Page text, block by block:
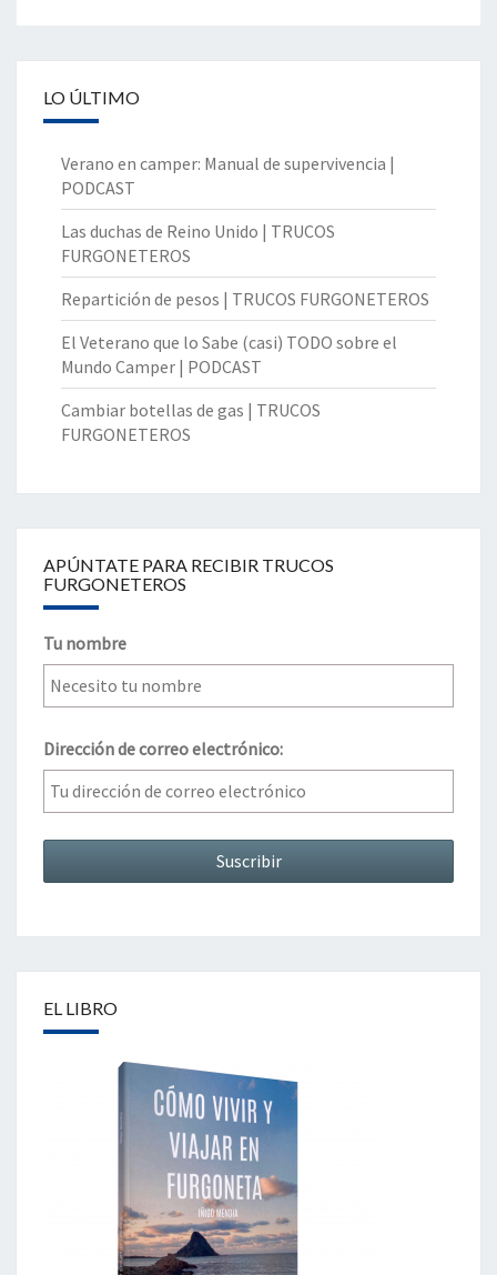
LO ÚLTIMO
Verano en camper: Manual de supervivencia |
PODCAST
Las duchas de Reino Unido | TRUCOS
FURGONETEROS
Repartición de pesos | TRUCOS FURGONETEROS
El Veterano que lo Sabe (casi) TODO sobre el
Mundo Camper | PODCAST
Cambiar botellas de gas | TRUCOS
FURGONETEROS
APÚNTATE PARA RECIBIR TRUCOS
FURGONETEROS
Tu nombre
Dirección de correo electrónico:
EL LIBRO